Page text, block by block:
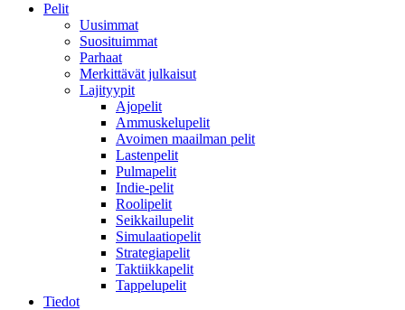
Pelit
Uusimmat
Suosituimmat
Parhaat
Merkittävät julkaisut
Lajityypit
Ajopelit
Ammuskelupelit
Avoimen maailman pelit
Lastenpelit
Pulmapelit
Indie-pelit
Roolipelit
Seikkailupelit
Simulaatiopelit
Strategiapelit
Taktiikkapelit
Tappelupelit
Tiedot